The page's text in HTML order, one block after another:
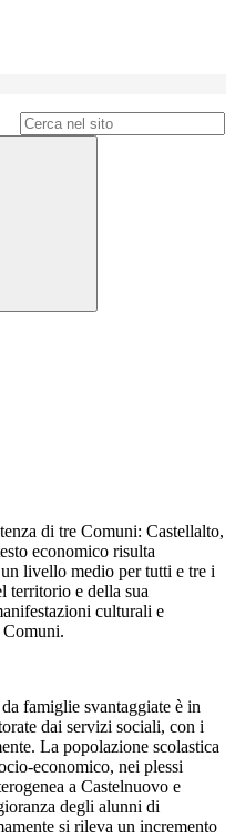
di tre Comuni: Castellalto,
economico risulta
un livello medio per tutti e tre i
territorio e della sua
culturali e
famiglie svantaggiate è in
dai servizi sociali, con i
La popolazione scolastica
economico, nei plessi
a Castelnuovo e
degli alunni di
si rileva un incremento